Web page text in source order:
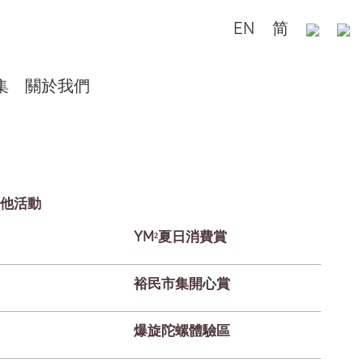
EN 简
關於我們
活動
YM²夏日消費賞
裕民市集開心賞
爆旋陀螺體驗區